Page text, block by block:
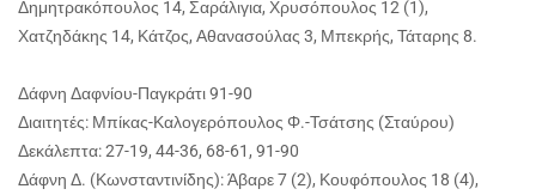
Δημητρακόπουλος 14, Σαράλιγια, Χρυσόπουλος 12 (1),
Χατζηδάκης 14, Κάτζος, Αθανασούλας 3, Μπεκρής, Τάταρης 8.
Δάφνη Δαφνίου-Παγκράτι 91-90
Διαιτητές: Μπίκας-Καλογερόπουλος Φ.-Τσάτσης (Σταύρου)
Δεκάλεπτα: 27-19, 44-36, 68-61, 91-90
Δάφνη Δ. (Κωνσταντινίδης): Άβαρε 7 (2), Κουφόπουλος 18 (4),